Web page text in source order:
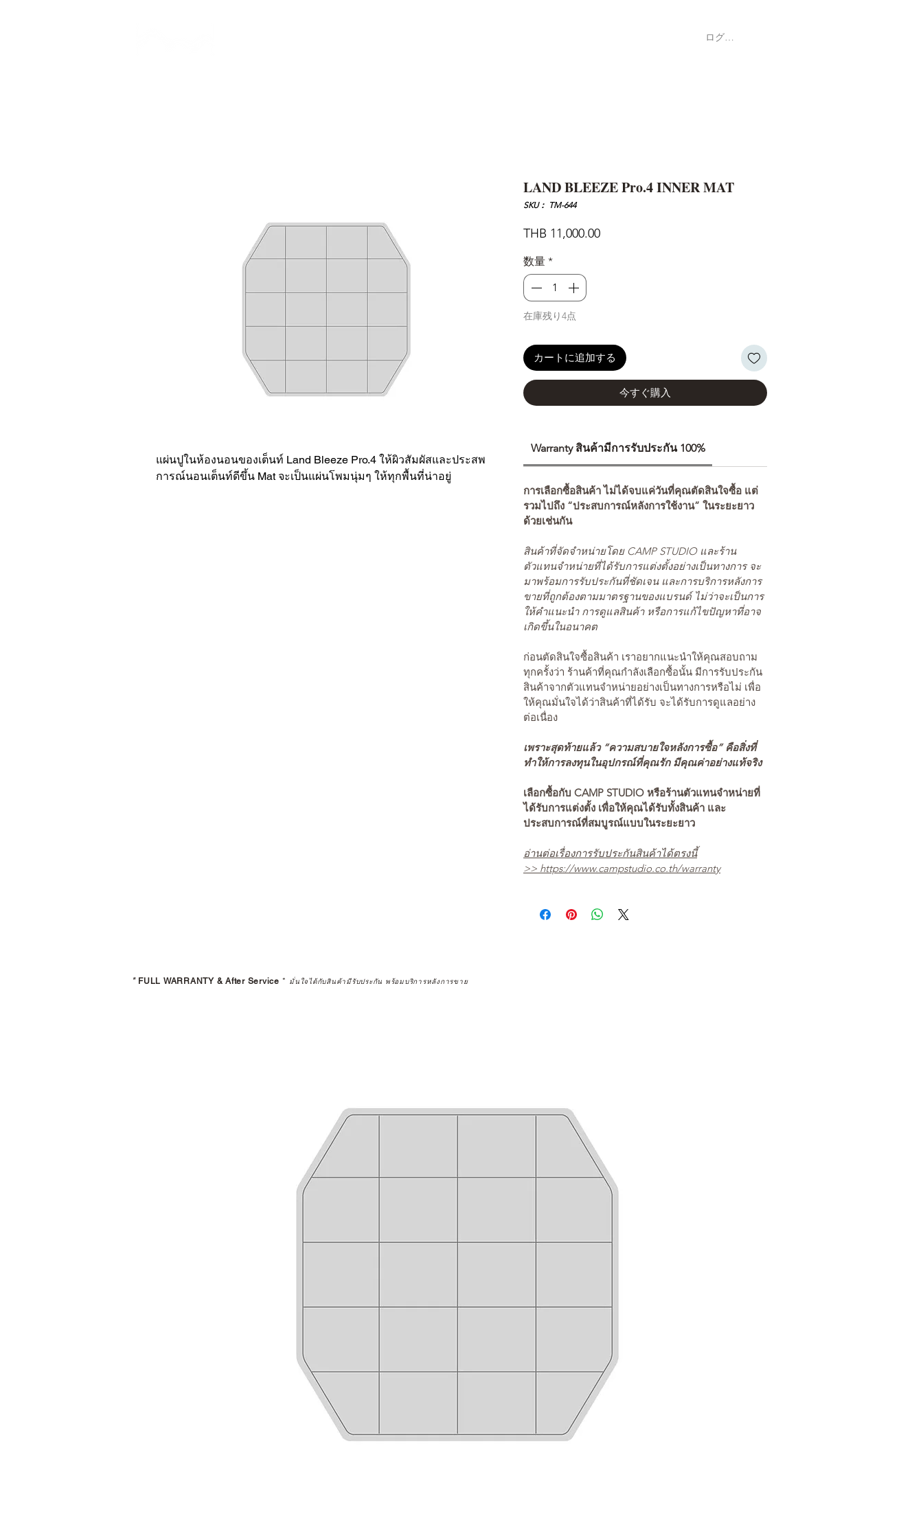
ログイン
แผ่นปูในห้องนอนของเต็นท์ Land Bleeze Pro.4 ให้ผิวสัมผัสและประสพ
การณ์นอนเต็นท์ดีขึ้น Mat จะเป็นแผ่นโพมนุ่มๆ ให้ทุกพื้นที่น่าอยู่
LAND BLEEZE Pro.4 INNER MAT
SKU： TM-644
THB 11,000.00価
数量 *
在庫残り4点
カートに追加する
今すぐ購入
Warranty สินค้ามีการรับประกัน 100%
การเลือกซื้อสินค้า ไม่ได้จบแค่วันที่คุณตัดสินใจซื้อ แต่
รวมไปถึง “ประสบการณ์หลังการใช้งาน” ในระยะยาว
ด้วยเช่นกัน
สินค้าที่จัดจำหน่ายโดย CAMP STUDIO และร้าน
ตัวแทนจำหน่ายที่ได้รับการแต่งตั้งอย่างเป็นทางการ จะ
มาพร้อมการรับประกันที่ชัดเจน และการบริการหลังการ
ขายที่ถูกต้องตามมาตรฐานของแบรนด์ ไม่ว่าจะเป็นการ
ให้คำแนะนำ การดูแลสินค้า หรือการแก้ไขปัญหาที่อาจ
เกิดขึ้นในอนาคต
ก่อนตัดสินใจซื้อสินค้า เราอยากแนะนำให้คุณสอบถาม
ทุกครั้งว่า ร้านค้าที่คุณกำลังเลือกซื้อนั้น มีการรับประกัน
สินค้าจากตัวแทนจำหน่ายอย่างเป็นทางการหรือไม่ เพื่อ
ให้คุณมั่นใจได้ว่าสินค้าที่ได้รับ จะได้รับการดูแลอย่าง
ต่อเนื่อง
เพราะสุดท้ายแล้ว “ความสบายใจหลังการซื้อ” คือสิ่งที่
ทำให้การลงทุนในอุปกรณ์ที่คุณรัก มีคุณค่าอย่างแท้จริง
เลือกซื้อกับ CAMP STUDIO หรือร้านตัวแทนจำหน่ายที่
ได้รับการแต่งตั้ง เพื่อให้คุณได้รับทั้งสินค้า และ
ประสบการณ์ที่สมบูรณ์แบบในระยะยาว
อ่านต่อเรื่องการรับประกันสินค้าได้ตรงนี้
>> https://www.campstudio.co.th/warranty
* FULL WARRANTY & After Service * มั่นใจได้กับสินค้ามีรับประกัน พร้อมบริการหลังการขาย